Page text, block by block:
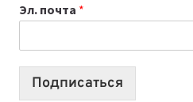
ПРОДУКТЫ
Эл. почта *
Подписаться